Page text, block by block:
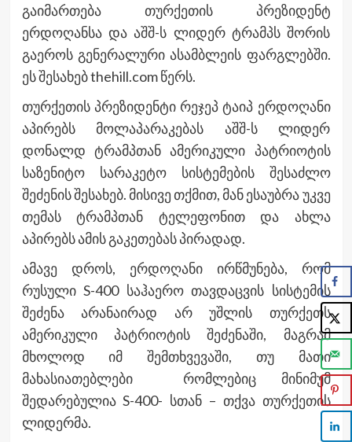
გაიმართება თურქეთის პრეზიდენტ
ერდოღანსა და აშშ-ს ლიდერ ტრამპს შორის
გაეროს გენერალური ასამბლეის ფარგლებში.
ეს შესახებ thehill.com წერს.
თურქეთის პრეზიდენტი რეჯეპ ტაიპ ერდოღანი
აპირებს მოლაპარაკებას აშშ-ს ლიდერ
დონალდ ტრამპთან ამერიკული პატრიოტის
საზენიტო სარაკეტო სისტემების შესაძლო
შეძენის შესახებ. მისივე თქმით, მან ესაუბრა უკვე
თემას ტრამპთან ტელეფონით და ახლა
აპირებს ამის გაკეთებას პირადად.
ამავე დროს, ერდოღანი ირწმუნება, რომ
რუსული S-400 საჰაერო თავდაცვის სისტემის
შეძენა არანაირად არ უშლის თურქეთს
ამერიკული პატრიოტის შეძენაში, მაგრამ
მხოლოდ იმ შემთხვევაში, თუ მათი
მახასიათებლები რომლებიც მინიმუმ
შედარებულია S-400- სთან – თქვა თურქეთის
ლიდერმა.